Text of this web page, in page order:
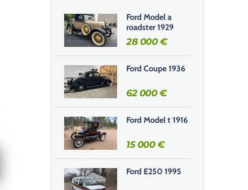
Ford Model a
roadster 1929
28 000€
Ford Coupe 1936
62 000€
Ford Model t 1916
15 000€
Ford E250 1995